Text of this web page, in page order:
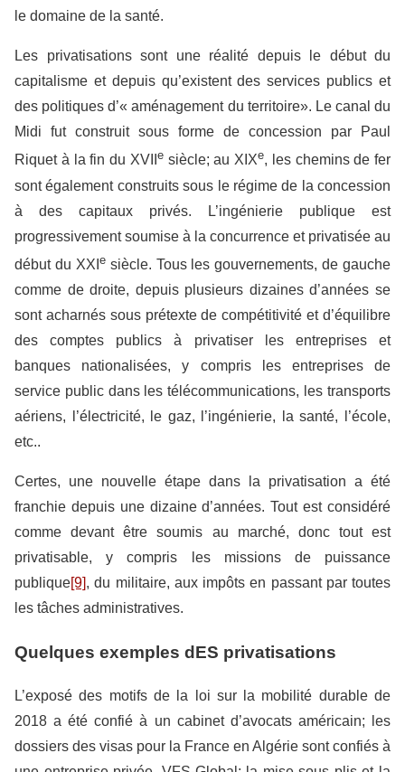
le domaine de la santé.
Les privatisations sont une réalité depuis le début du
capitalisme et depuis qu’existent des services publics et
des politiques d’« aménagement du territoire». Le canal du
Midi fut construit sous forme de concession par Paul
Riquet à la fin du XVII esiècle; au XIXe, les chemins de fer
sont également construits sous le régime de la concession
à des capitaux privés. L’ingénierie publique est
progressivement soumise à la concurrence et privatisée au
début du XXI esiècle. Tous les gouvernements, de gauche
comme de droite, depuis plusieurs dizaines d’années se
sont acharnés sous prétexte de compétitivité et d’équilibre
des comptes publics à privatiser les entreprises et
banques nationalisées, y compris les entreprises de
service public dans les télécommunications, les transports
aériens, l’électricité, le gaz, l’ingénierie, la santé, l’école,
etc..
Certes, une nouvelle étape dans la privatisation a été
franchie depuis une dizaine d’années. Tout est considéré
comme devant être soumis au marché, donc tout est
privatisable, y compris les missions de puissance
publique[9], du militaire, aux impôts en passant par toutes
les tâches administratives.
Quelques exemples dES privatisations
L’exposé des motifs de la loi sur la mobilité durable de
2018 a été confié à un cabinet d’avocats américain; les
dossiers des visas pour la France en Algérie sont confiés à